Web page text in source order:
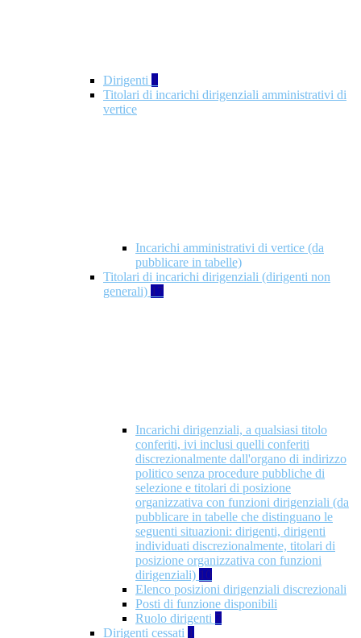
Dirigenti 1
Titolari di incarichi dirigenziali amministrativi di
vertice
Incarichi amministrativi di vertice (da
pubblicare in tabelle)
Titolari di incarichi dirigenziali (dirigenti non
generali) 17
Incarichi dirigenziali, a qualsiasi titolo
conferiti, ivi inclusi quelli conferiti
discrezionalmente dall'organo di indirizzo
politico senza procedure pubbliche di
selezione e titolari di posizione
organizzativa con funzioni dirigenziali (da
pubblicare in tabelle che distinguano le
seguenti situazioni: dirigenti, dirigenti
individuati discrezionalmente, titolari di
posizione organizzativa con funzioni
dirigenziali) 10
Elenco posizioni dirigenziali discrezionali
Posti di funzione disponibili
Ruolo dirigenti 7
Dirigenti cessati 1